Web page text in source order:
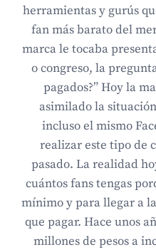
herramientas y gurús
fan más barato del
marca le tocaba
o congreso, la
pagados?” Hoy la
asimilado la
incluso el mismo
realizar este tipo de
pasado. La realidad
cuántos fans tengas
mínimo y para llegar a
que pagar. Hace unos
millones de pesos a